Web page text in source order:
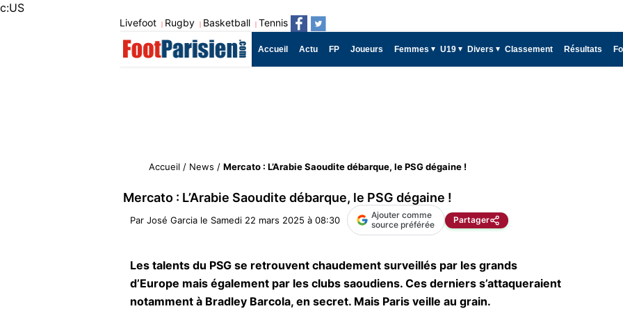
c:US
Livefoot | Rugby | Basketball | Tennis
Accueil Actu FP Joueurs Femmes U19 Divers Classement Résultats
Accueil / News / Mercato : L’Arabie Saoudite débarque, le PSG dégaine !
Mercato : L’Arabie Saoudite débarque, le PSG dégaine !
Par José Garcia le Samedi 22 mars 2025 à 08:30
Ajouter comme
source préférée
Partager
Les talents du PSG se retrouvent chaudement surveillés par les grands
d’Europe mais également par les clubs saoudiens. Ces derniers s’attaqueraient
notamment à Bradley Barcola, en secret. Mais Paris veille au grain.